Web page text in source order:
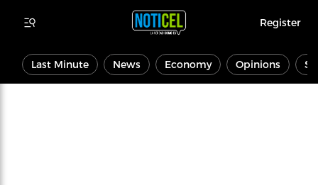
Register
Last Minute News Economy Opinions